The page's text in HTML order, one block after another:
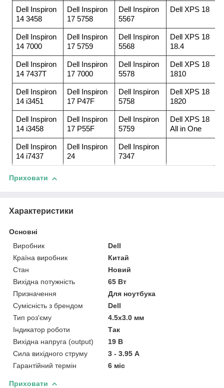
Dell Inspiron
14 3458
Dell Inspiron
17 5758
Dell Inspiron
5567
Dell XPS 18
Dell Inspiron
14 7000
Dell Inspiron
17 5759
Dell Inspiron
5568
Dell XPS 18
18.4
Dell Inspiron
14 7437T
Dell Inspiron
17 7000
Dell Inspiron
5578
Dell XPS 18
1810
Dell Inspiron
14 i3451
Dell Inspiron
17 P47F
Dell Inspiron
5758
Dell XPS 18
1820
Dell Inspiron
14 i3458
Dell Inspiron
17 P55F
Dell Inspiron
5759
Dell XPS 18
All in One
Dell Inspiron
14 i7437
Dell Inspiron
24
Dell Inspiron
7347
Приховати
Характеристики
Основні
Виробник
Dell
Країна виробник
Китай
Стан
Новий
Вихідна потужність
65 Вт
Призначення
Для ноутбука
Сумісність з брендом
Dell
Тип роз'єму
4.5x3.0 мм
Індикатор роботи
Так
Вихідна напруга (output)
19 В
Сила вихідного струму
3 - 3.95 А
Гарантійний термін
6 міс
Приховати